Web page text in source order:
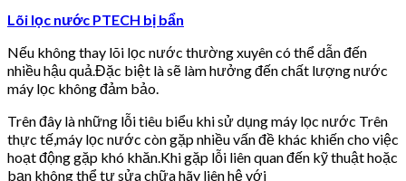
Lõi lọc nước PTECH bị bẩn
Nếu không thay lõi lọc nước thường xuyên có thể dẫn đến
nhiều hậu quả.Đặc biệt là sẽ làm hưởng đến chất lượng nước
máy lọc không đảm bảo.
Trên đây là những lỗi tiêu biểu khi sử dụng máy lọc nước Trên
thực tế,máy lọc nước còn gặp nhiều vấn đề khác khiến cho việc
hoạt động gặp khó khăn.Khi gặp lỗi liên quan đến kỹ thuật hoặc
bạn không thể tự sửa chữa hãy liên hệ với